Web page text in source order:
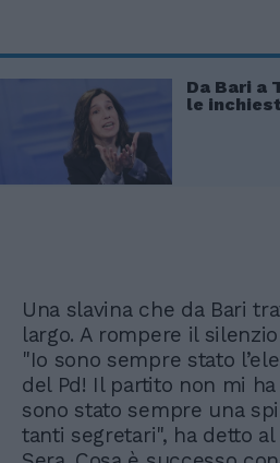
Da Bari a
le
Una slavina che da Bari
largo. A rompere il
"Io sono sempre stato
del Pd! Il partito non mi
sono stato sempre una
tanti segretari", ha detto